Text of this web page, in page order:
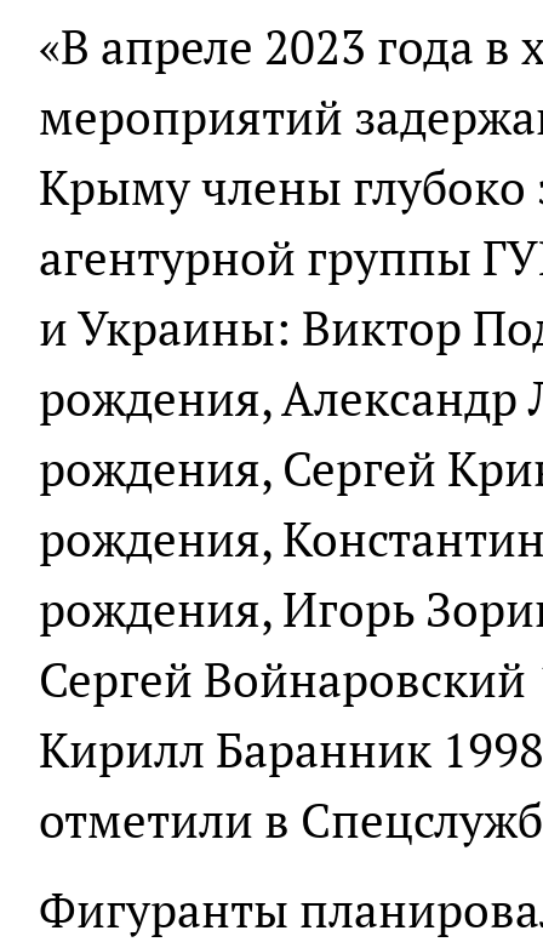
«В апреле 2023 года
мероприятий
Крыму члены
агентурной группы
и Украины: Виктор
рождения, Александр
рождения, Сергей
рождения,
рождения, Игорь
Сергей
Кирилл Баранник
отметили в
Фигуранты